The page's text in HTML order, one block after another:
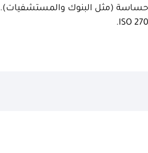
حساسة (مثل البنوك والمستشفيات).